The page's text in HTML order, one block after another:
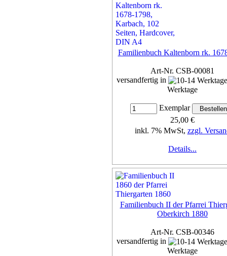
Familienbuch Kaltenborn rk.
Art-Nr. CSB-00081
versandfertig in
Werktage
Exemplar
25,00 €
inkl. 7% MwSt, zzgl.
Details...
Familienbuch II der Pfarrei
Oberkirch 1880
Art-Nr. CSB-00346
versandfertig in
Werktage